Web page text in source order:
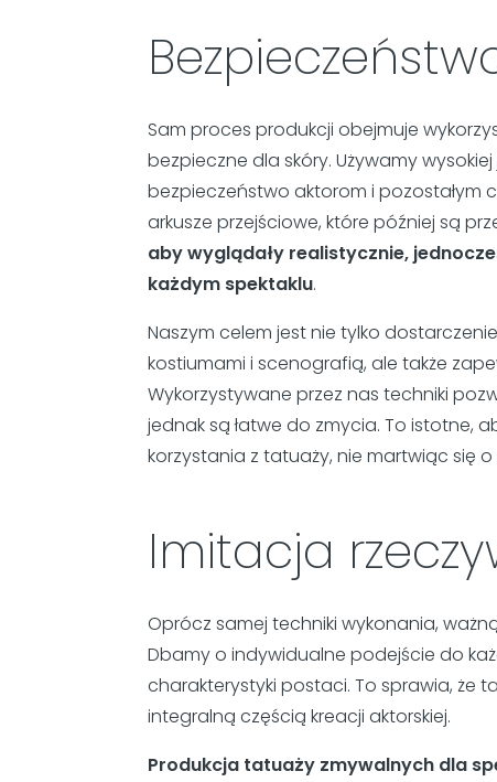
Sam proces produkcji obejmuje
bezpieczne dla skóry. Używamy
bezpieczeństwo aktorom i pozostałym
arkusze przejściowe, które później są
aby wyglądały realistycznie,
każdym spektaklu.
Naszym celem jest nie tylko
kostiumami i scenografią, ale także
Wykorzystywane przez nas techniki
jednak są łatwe do zmycia. To istotne,
korzystania z tatuaży, nie martwiąc się
Imitacja
Oprócz samej techniki wykonania,
Dbamy o indywidualne podejście do
charakterystyki postaci. To sprawia, że
integralną częścią kreacji aktorskiej.
Produkcja tatuaży zmywalnych dla